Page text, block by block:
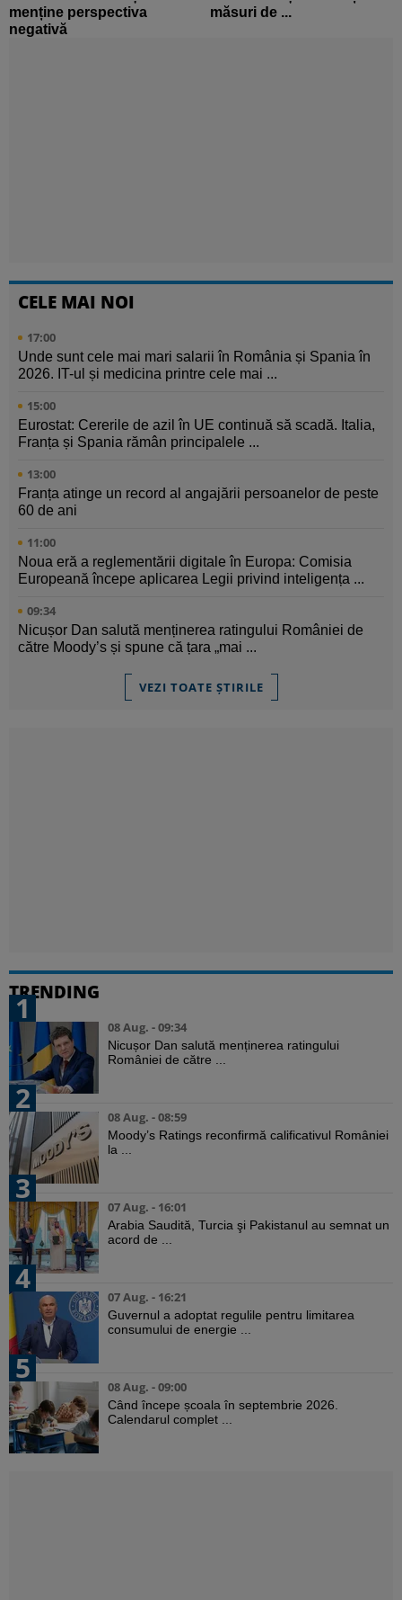
menține perspectiva
negativă
măsuri de ...
CELE MAI NOI
17:00
Unde sunt cele mai mari salarii în România și Spania în
2026. IT-ul și medicina printre cele mai ...
15:00
Eurostat: Cererile de azil în UE continuă să scadă. Italia,
Franța și Spania rămân principalele ...
13:00
Franța atinge un record al angajării persoanelor de peste
60 de ani
11:00
Noua eră a reglementării digitale în Europa: Comisia
Europeană începe aplicarea Legii privind inteligența ...
09:34
Nicușor Dan salută menținerea ratingului României de
către Moody’s și spune că țara „mai ...
VEZI TOATE ȘTIRILE
TRENDING
1
08 Aug. - 09:34
Nicușor Dan salută menținerea ratingului
României de către ...
2
08 Aug. - 08:59
Moody’s Ratings reconfirmă calificativul României
la ...
3
07 Aug. - 16:01
Arabia Saudită, Turcia şi Pakistanul au semnat un
acord de ...
4
07 Aug. - 16:21
Guvernul a adoptat regulile pentru limitarea
consumului de energie ...
5
08 Aug. - 09:00
Când începe școala în septembrie 2026.
Calendarul complet ...